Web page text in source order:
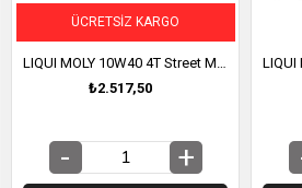
₺2.517,50
ÜCRETSIZ KARGO